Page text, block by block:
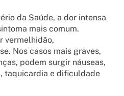
da Saúde, a dor intensa
mais comum.
vermelhidão,
Nos casos mais graves,
podem surgir náuseas,
taquicardia e dificuldade